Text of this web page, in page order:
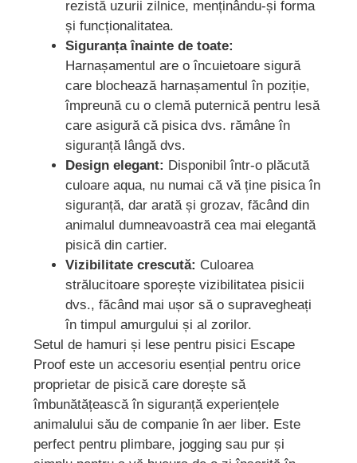
rezistă uzurii zilnice, menținându-și forma
și funcționalitatea.
Siguranța înainte de toate:
Harnașamentul are o încuietoare sigură
care blochează harnașamentul în poziție,
împreună cu o clemă puternică pentru lesă
care asigură că pisica dvs. rămâne în
siguranță lângă dvs.
Design elegant: Disponibil într-o plăcută
culoare aqua, nu numai că vă ține pisica în
siguranță, dar arată și grozav, făcând din
animalul dumneavoastră cea mai elegantă
pisică din cartier.
Vizibilitate crescută: Culoarea
strălucitoare sporește vizibilitatea pisicii
dvs., făcând mai ușor să o supravegheați
în timpul amurgului și al zorilor.
Setul de hamuri și lese pentru pisici Escape
Proof este un accesoriu esențial pentru orice
proprietar de pisică care dorește să
îmbunătățească în siguranță experiențele
animalului său de companie în aer liber. Este
perfect pentru plimbare, jogging sau pur și